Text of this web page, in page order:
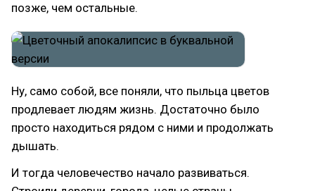
позже, чем остальные.
Ну, само собой, все поняли, что пыльца цветов
продлевает людям жизнь. Достаточно было
просто находиться рядом с ними и продолжать
дышать.
И тогда человечество начало развиваться.